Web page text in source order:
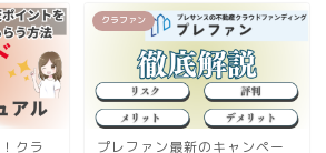
クラ
クラファン
プレファン最新のキャンペー